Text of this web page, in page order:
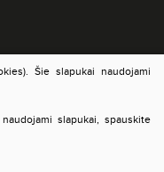
Šie slapukai naudojami
slapukai, spauskite